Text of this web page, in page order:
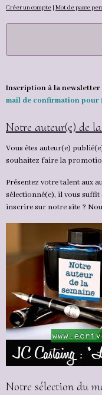
Créer un compte Mot de passe
Inscription à la
mail de confirmation
Notre auteur(e) de
Vous êtes auteur(e)
souhaitez faire la
Présentez votre talent aux
sélectionné(e), il vous
inscrire sur notre site ?
Notre sélection du